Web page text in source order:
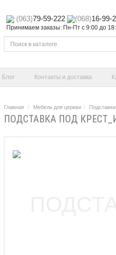
(063)79-59-222 (068)16-99-
Принимаем заказы: Пн-Пт с 9:00 до
Блог Контакты и доставка
Главная Мебель для церкви Подставки
ПОДСТАВКА ПОД